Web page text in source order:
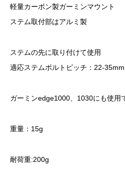
軽量カーボン製ガーミンマウント
ステム取付部はアルミ製
ステムの先に取り付けて使用
適応ステムボルトピッチ：22-
ガーミンedge1000、1030にも使用
重量：15g
耐荷重:200g